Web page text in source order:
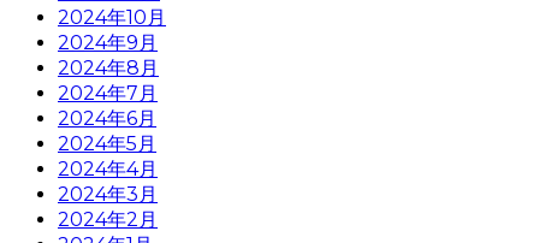
2024年10月
2024年9月
2024年8月
2024年7月
2024年6月
2024年5月
2024年4月
2024年3月
2024年2月